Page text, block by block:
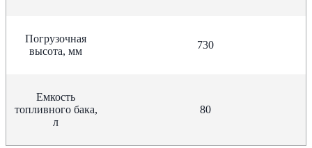
Погрузочная
высота, мм
730
Емкость
топливного бака,
л
80